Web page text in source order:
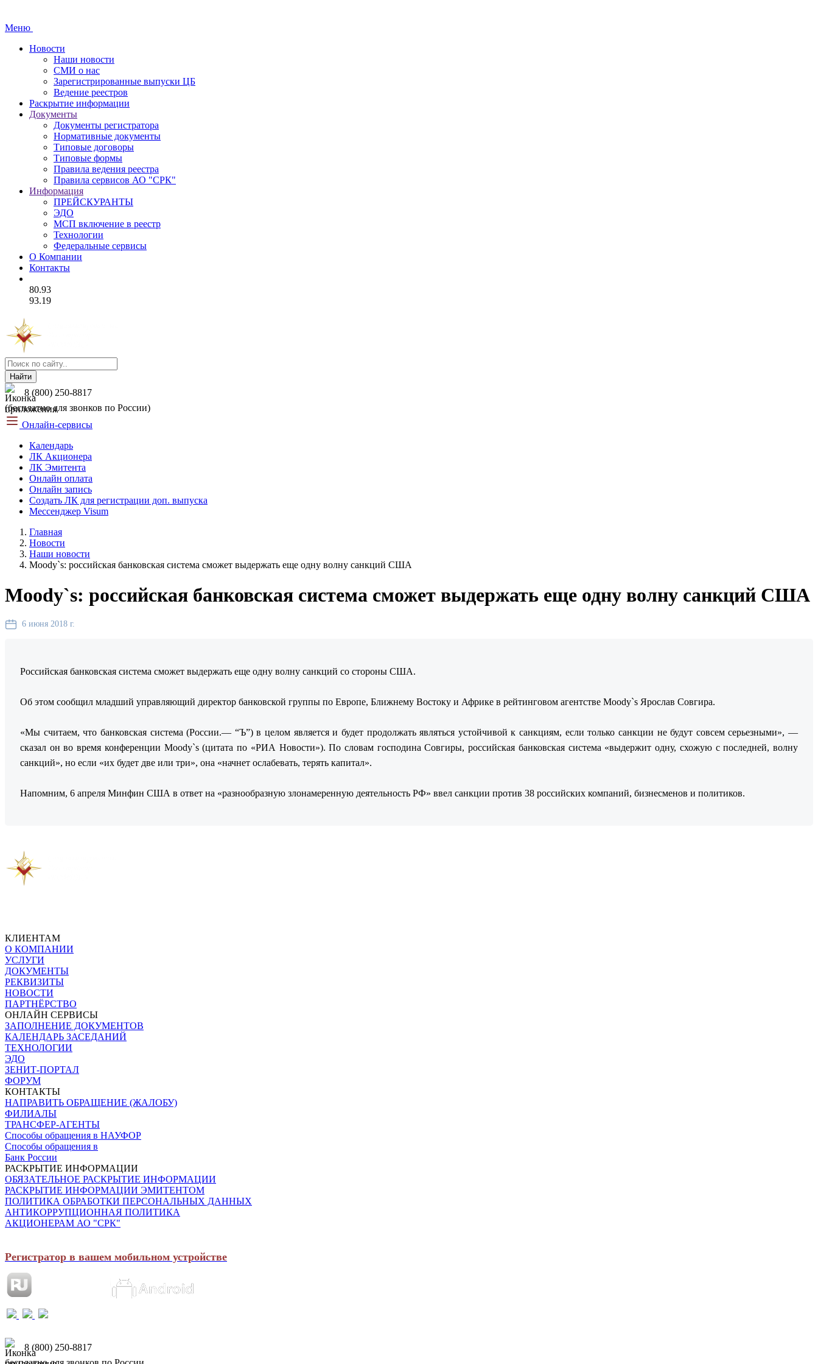
Меню
Новости
Наши новости
СМИ о нас
Зарегистрированные выпуски ЦБ
Ведение реестров
Раскрытие информации
Документы
Документы регистратора
Нормативные документы
Типовые договоры
Типовые формы
Правила ведения реестра
Правила сервисов АО "СРК"
Информация
ПРЕЙСКУРАНТЫ
ЭДО
МСП включение в реестр
Технологии
Федеральные сервисы
О Компании
Контакты
80.93
93.19
Найти
8 (800) 250-8817
(бесплатно для звонков по России)
Онлайн-сервисы
Календарь
ЛК Акционера
ЛК Эмитента
Онлайн оплата
Онлайн запись
Создать ЛК для регистрации доп. выпуска
Мессенджер Visum
Главная
Новости
Наши новости
Moody`s: российская банковская система сможет выдержать еще одну волну санкций США
Moody`s: российская банковская система сможет выдержать еще одну волну санкций США
6 июня 2018 г.
Российская банковская система сможет выдержать еще одну волну санкций со стороны США.
Об этом сообщил младший управляющий директор банковской группы по Европе, Ближнему Востоку и Африке в рейтинговом агентстве Moody`s Ярослав Совгира.
«Мы считаем, что банковская система (России.— “Ъ”) в целом является и будет продолжать являться устойчивой к санкциям, если только санкции не будут совсем серьезными», —
сказал он во время конференции Moody`s (цитата по «РИА Новости»). По словам господина Совгиры, российская банковская система «выдержит одну, схожую с последней, волну
санкций», но если «их будет две или три», она «начнет ослабевать, терять капитал».
Напомним, 6 апреля Минфин США в ответ на «разнообразную злонамеренную деятельность РФ» ввел санкции против 38 российских компаний, бизнесменов и политиков.
КЛИЕНТАМ
О КОМПАНИИ
УСЛУГИ
ДОКУМЕНТЫ
РЕКВИЗИТЫ
НОВОСТИ
ПАРТНЁРСТВО
ОНЛАЙН СЕРВИСЫ
ЗАПОЛНЕНИЕ ДОКУМЕНТОВ
КАЛЕНДАРЬ ЗАСЕДАНИЙ
ТЕХНОЛОГИИ
ЭДО
ЗЕНИТ-ПОРТАЛ
ФОРУМ
КОНТАКТЫ
НАПРАВИТЬ ОБРАЩЕНИЕ (ЖАЛОБУ)
ФИЛИАЛЫ
ТРАНСФЕР-АГЕНТЫ
Способы обращения в НАУФОР
Способы обращения в
Банк России
РАСКРЫТИЕ ИНФОРМАЦИИ
ОБЯЗАТЕЛЬНОЕ РАСКРЫТИЕ ИНФОРМАЦИИ
РАСКРЫТИЕ ИНФОРМАЦИИ ЭМИТЕНТОМ
ПОЛИТИКА ОБРАБОТКИ ПЕРСОНАЛЬНЫХ ДАННЫХ
АНТИКОРРУПЦИОННАЯ ПОЛИТИКА
АКЦИОНЕРАМ АО "СРК"
Регистратор в вашем мобильном устройстве
8 (800) 250-8817